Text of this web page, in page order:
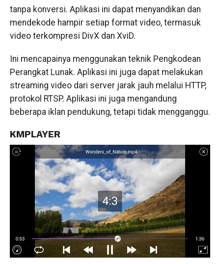
tanpa konversi. Aplikasi ini dapat menyandikan dan
mendekode hampir setiap format video, termasuk
video terkompresi DivX dan XviD.
Ini mencapainya menggunakan teknik Pengkodean
Perangkat Lunak. Aplikasi ini juga dapat melakukan
streaming video dari server jarak jauh melalui HTTP,
protokol RTSP. Aplikasi ini juga mengandung
beberapa iklan pendukung, tetapi tidak mengganggu.
KMPLAYER